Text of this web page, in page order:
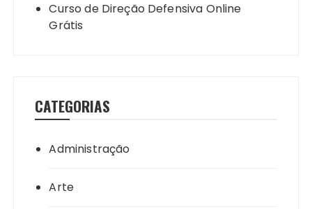
Curso de Direção Defensiva Online
Grátis
CATEGORIAS
Administração
Arte